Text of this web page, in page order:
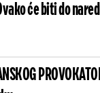
će biti do